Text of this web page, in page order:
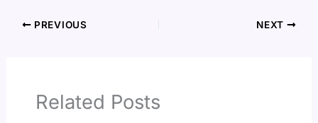
PREVIOUS NEXT
Related Posts